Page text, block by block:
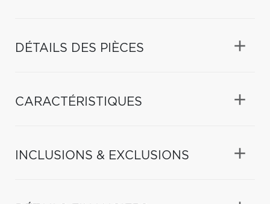
DÉTAILS DES PIÈCES
CARACTÉRISTIQUES
INCLUSIONS & EXCLUSIONS